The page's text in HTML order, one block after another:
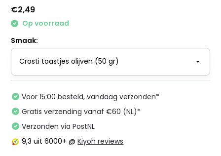
€2,49
Op voorraad
Smaak:
Voor 15:00 besteld, vandaag verzonden*
Gratis verzending vanaf €60 (NL)*
Verzonden via PostNL
9,3 uit 6000+ @Kiyoh reviews